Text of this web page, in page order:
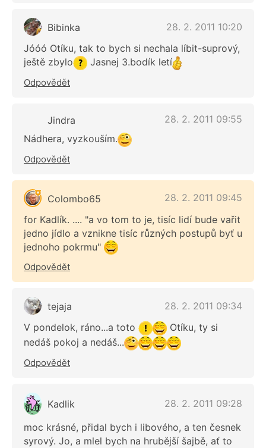
Bibinka
28. 2. 2011 10:20
Jóóó Otíku, tak to bych si nechala líbit-suprový,
ještě zbylo
Jasnej 3.bodík letí
Odpovědět
Jindra
28. 2. 2011 09:55
Nádhera, vyzkouším.
Odpovědět
Colombo65
28. 2. 2011 09:45
for Kadlík. .... "a vo tom to je, tisíc lidí bude vařit
jedno jídlo a vznikne tisíc různých postupů byť u
jednoho pokrmu"
Odpovědět
tejaja
28. 2. 2011 09:34
V pondelok, ráno...a toto
Otíku, ty si
nedáš pokoj a nedáš...
Odpovědět
Kadlik 28. 2. 2011 09:28
moc krásné, přidal bych i libového, a ten česnek
syrový. Jo, a mlel bych na hrubější šajbě, ať to